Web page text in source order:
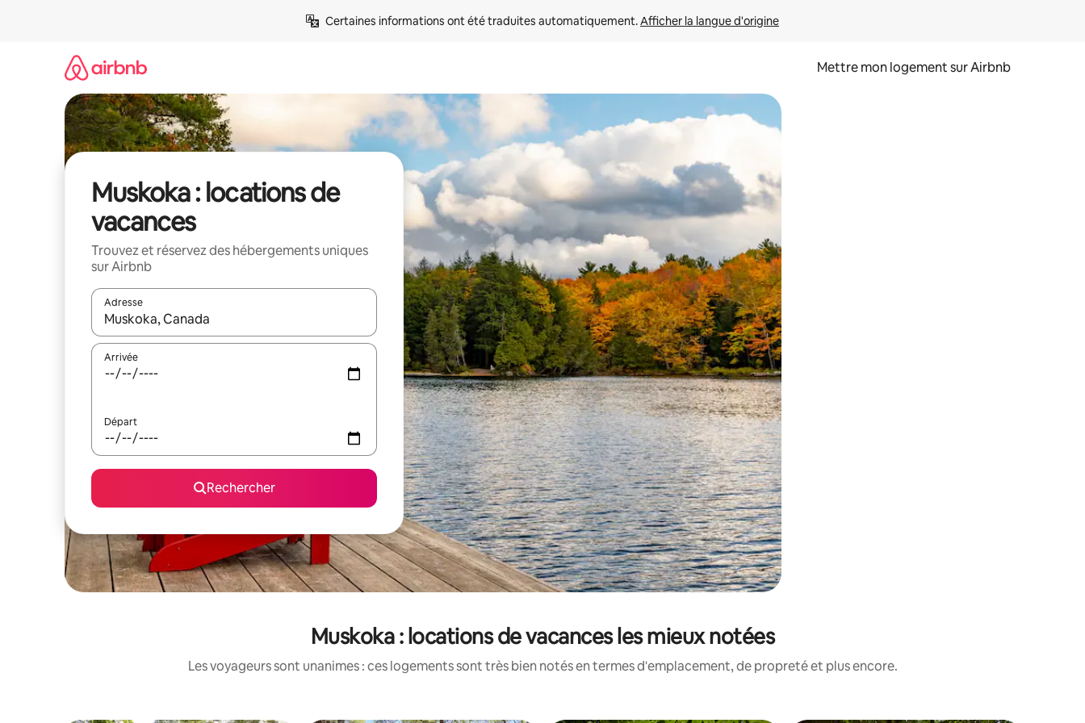
Certaines informations ont été traduites automatiquement. Afficher la langue d'origine
Mettre mon logement sur Airbnb
Muskoka : locations de
vacances
Trouvez et réservez des hébergements uniques
sur Airbnb
Adresse
Lorsque les résultats s'affichent, utilisez les flèches vers le haut et vers le bas pour les parcourir ou en appuyant et en faisant glisser.
Arrivée
Départ
Rechercher
Muskoka : locations de vacances les mieux notées
Les voyageurs sont unanimes : ces logements sont très bien notés en termes d'emplacement, de propreté et plus encore.